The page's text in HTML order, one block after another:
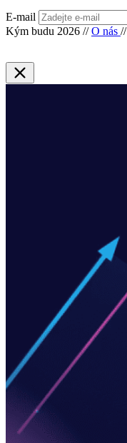
E-mail
Kým budu 2026 // O nás //